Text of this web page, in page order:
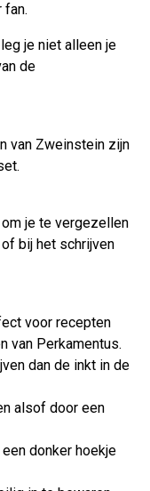
fan.
je niet alleen je
de
van Zweinstein zijn
je te vergezellen
bij het schrijven
voor recepten
van Perkamentus.
dan de inkt in de
alsof door een
donker hoekje